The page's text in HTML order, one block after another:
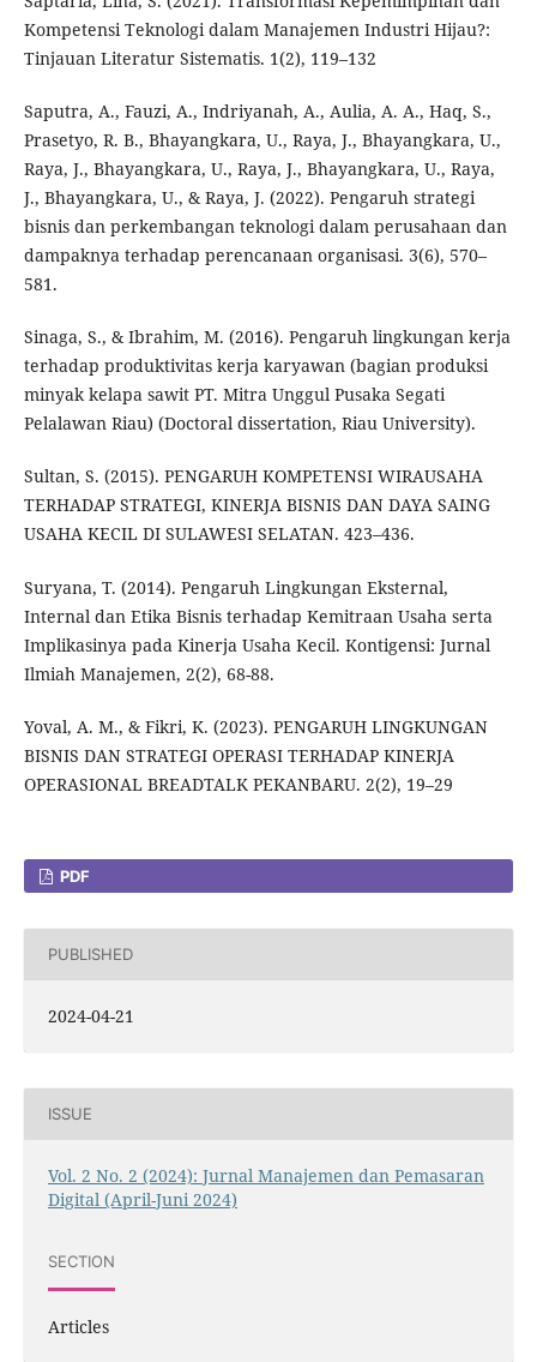
Kompetensi Teknologi dalam Manajemen Industri Hijau?:
Tinjauan Literatur Sistematis. 1(2), 119–132
Saputra, A., Fauzi, A., Indriyanah, A., Aulia, A. A., Haq, S.,
Prasetyo, R. B., Bhayangkara, U., Raya, J., Bhayangkara, U.,
Raya, J., Bhayangkara, U., Raya, J., Bhayangkara, U., Raya,
J., Bhayangkara, U., & Raya, J. (2022). Pengaruh strategi
bisnis dan perkembangan teknologi dalam perusahaan dan
dampaknya terhadap perencanaan organisasi. 3(6), 570–
581.
Sinaga, S., & Ibrahim, M. (2016). Pengaruh lingkungan kerja
terhadap produktivitas kerja karyawan (bagian produksi
minyak kelapa sawit PT. Mitra Unggul Pusaka Segati
Pelalawan Riau) (Doctoral dissertation, Riau University).
Sultan, S. (2015). PENGARUH KOMPETENSI WIRAUSAHA
TERHADAP STRATEGI, KINERJA BISNIS DAN DAYA SAING
USAHA KECIL DI SULAWESI SELATAN. 423–436.
Suryana, T. (2014). Pengaruh Lingkungan Eksternal,
Internal dan Etika Bisnis terhadap Kemitraan Usaha serta
Implikasinya pada Kinerja Usaha Kecil. Kontigensi: Jurnal
Ilmiah Manajemen, 2(2), 68-88.
Yoval, A. M., & Fikri, K. (2023). PENGARUH LINGKUNGAN
BISNIS DAN STRATEGI OPERASI TERHADAP KINERJA
OPERASIONAL BREADTALK PEKANBARU. 2(2), 19–29
PDF
PUBLISHED
2024-04-21
ISSUE
Vol. 2 No. 2 (2024): Jurnal Manajemen dan Pemasaran
Digital (April-Juni 2024)
SECTION
Articles